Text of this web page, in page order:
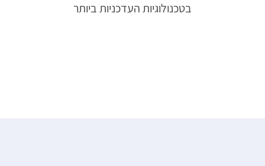
בטכנולוגיות העדכניות ביותר